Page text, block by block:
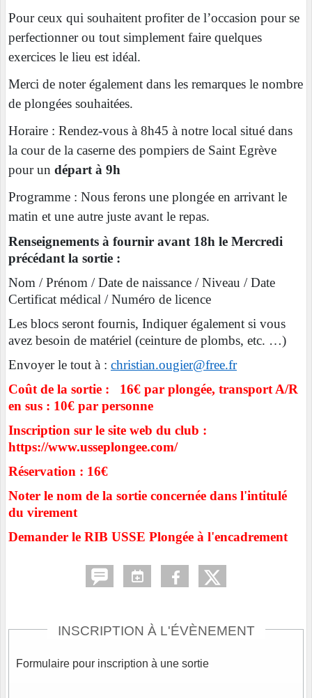
Pour ceux qui souhaitent profiter de l’occasion pour se
perfectionner ou tout simplement faire quelques
exercices le lieu est idéal.
Merci de noter également dans les remarques le nombre
de plongées souhaitées.
Horaire : Rendez-vous à 8h45 à notre local situé dans
la cour de la caserne des pompiers de Saint Egrève
pour un départ à 9h
Programme : Nous ferons une plongée en arrivant le
matin et une autre juste avant le repas.
Renseignements à fournir avant 18h le Mercredi
précédant la sortie :
Nom / Prénom / Date de naissance / Niveau / Date
Certificat médical / Numéro de licence
Les blocs seront fournis, Indiquer également si vous
avez besoin de matériel (ceinture de plombs, etc. …)
Envoyer le tout à : christian.ougier@free.fr
Coût de la sortie : 16€ par plongée, transport A/R
en sus : 10€ par personne
Inscription sur le site web du club :
https://www.usseplongee.com/
Réservation : 16€
Noter le nom de la sortie concernée dans l'intitulé
du virement
Demander le RIB USSE Plongée à l'encadrement
INSCRIPTION À L'ÉVÈNEMENT
Formulaire pour inscription à une sortie